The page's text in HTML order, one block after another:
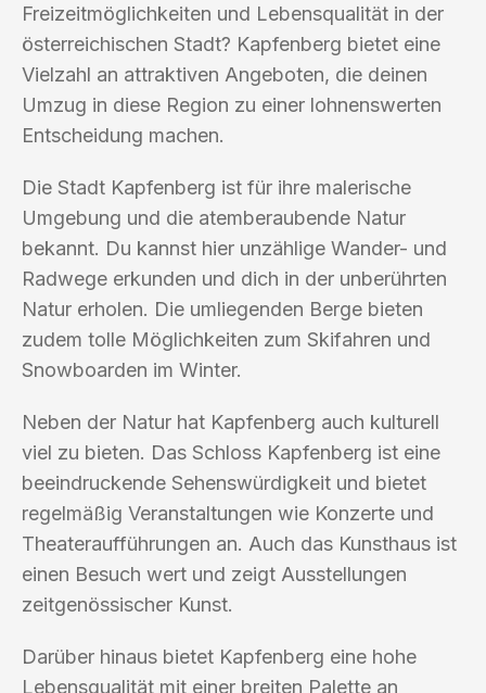
Freizeitmöglichkeiten und Lebensqualität in der
österreichischen Stadt? Kapfenberg bietet eine
Vielzahl an attraktiven Angeboten, die deinen
Umzug in diese Region zu einer lohnenswerten
Entscheidung machen.
Die Stadt Kapfenberg ist für ihre malerische
Umgebung und die atemberaubende Natur
bekannt. Du kannst hier unzählige Wander- und
Radwege erkunden und dich in der unberührten
Natur erholen. Die umliegenden Berge bieten
zudem tolle Möglichkeiten zum Skifahren und
Snowboarden im Winter.
Neben der Natur hat Kapfenberg auch kulturell
viel zu bieten. Das Schloss Kapfenberg ist eine
beeindruckende Sehenswürdigkeit und bietet
regelmäßig Veranstaltungen wie Konzerte und
Theateraufführungen an. Auch das Kunsthaus ist
einen Besuch wert und zeigt Ausstellungen
zeitgenössischer Kunst.
Darüber hinaus bietet Kapfenberg eine hohe
Lebensqualität mit einer breiten Palette an